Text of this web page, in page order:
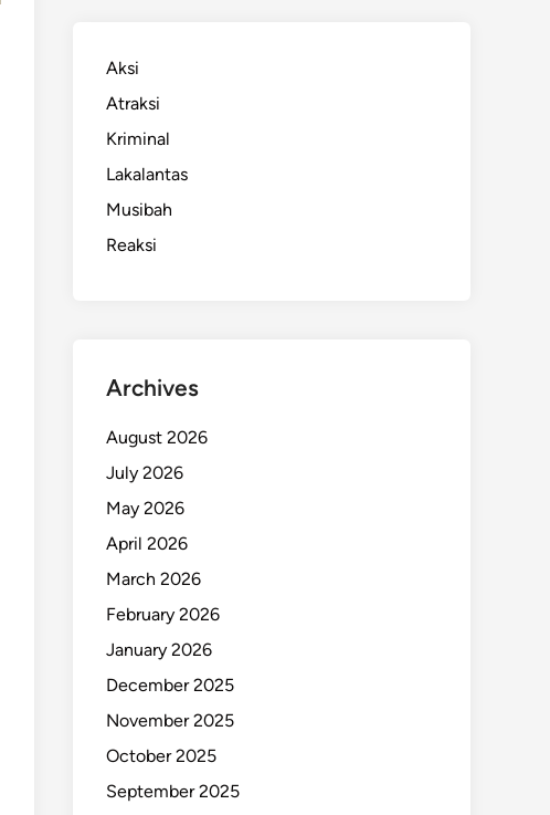
Aksi
Atraksi
Kriminal
Lakalantas
Musibah
Reaksi
Archives
August 2026
July 2026
May 2026
April 2026
March 2026
February 2026
January 2026
December 2025
November 2025
October 2025
September 2025